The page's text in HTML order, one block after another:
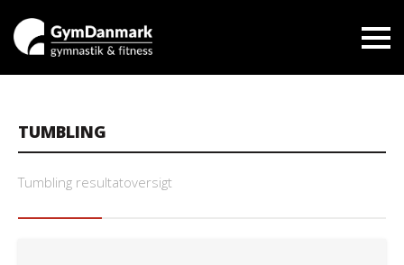
TUMBLING
Tumbling resultatoversigt